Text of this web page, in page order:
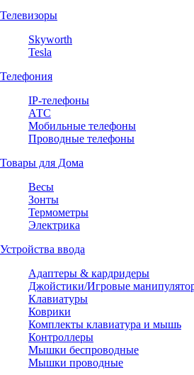
Телевизоры
Skyworth
Tesla
Телефония
IP-телефоны
АТС
Мобильные телефоны
Проводные телефоны
Товары для Дома
Весы
Зонты
Термометры
Электрика
Устройства ввода
Адаптеры & кардридеры
Джойстики/Игровые
Клавиатуры
Коврики
Комплекты клавиатура и мышь
Контроллеры
Мышки беспроводные
Мышки проводные